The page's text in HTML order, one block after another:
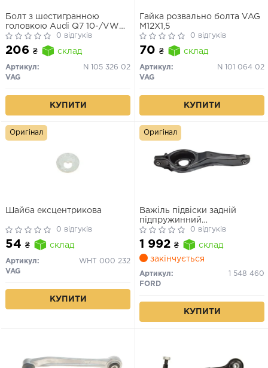
Болт з шестигранною
головкою Audi Q7 10-/VW
Touareg 11- (M14X1.5)
0 відгуків
206 ₴ склад
Артикул:
N 105 326 02
VAG
КУПИТИ
Гайка розвально болта VAG
M12X1,5
0 відгуків
70 ₴ склад
Артикул:
N 101 064 02
VAG
КУПИТИ
Шайба ексцентрикова
0 відгуків
54 ₴ склад
Артикул:
WHT 000 232
VAG
КУПИТИ
Оригінал
Важіль підвіски задній
підпружинний
(гнутий) VOLVO C30, S40 II,
V50; FORD C-MAX, FOCUS II;
MAZDA 3, 323(виробник
SRL)
0 відгуків
1 992 ₴
склад
закінчується
Артикул:
1 548 460
FORD
КУПИТИ
Оригінал